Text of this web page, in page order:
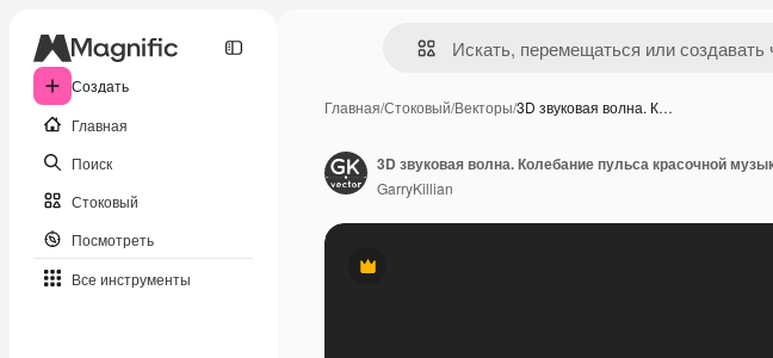
Создать
Главная
Поиск
Стоковый
Посмотреть
Все инструменты
Главная/Стоковый/Векторы/3D звуковая волна. К…
Премиум
3D звуковая волна. Колебание пульса красочной
GarryKillian